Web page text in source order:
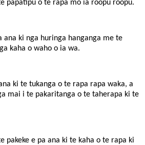
papatipu o te rapa mo ia roopu roopu.
ana ki nga huringa hanganga me te
kaha o waho o ia wa.
ki te tukanga o te rapa rapa waka, a
mai i te pakaritanga o te taherapa ki te
pakeke e pa ana ki te kaha o te rapa ki